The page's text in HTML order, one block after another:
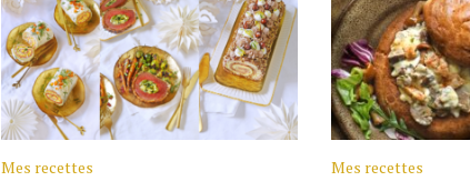
Mes recettes Mes recettes